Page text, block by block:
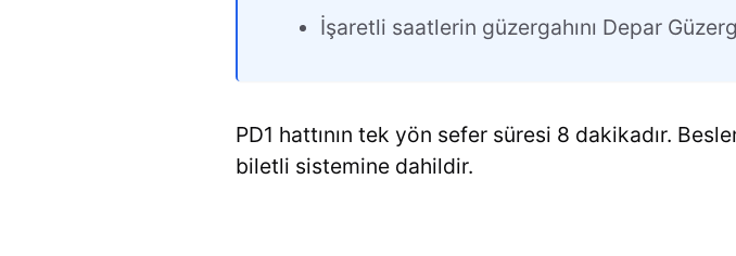
İşaretli saatlerin güzergahını Depar
PD1 hattının tek yön sefer süresi 8 dakikadır.
biletli sistemine dahildir.